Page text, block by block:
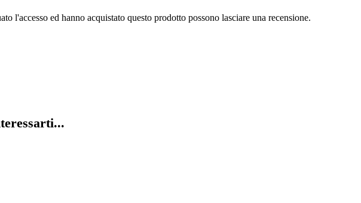
l'accesso ed hanno acquistato questo prodotto possono lasciare una recensione.